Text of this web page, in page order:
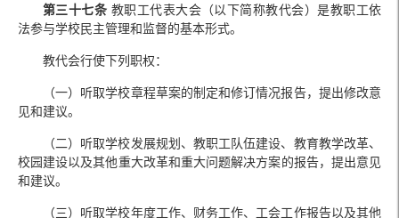
第三十七条 教职工代表大会（以下简称教代会）是教职工依
法参与学校民主管理和监督的基本形式。
教代会行使下列职权：
（一）听取学校章程草案的制定和修订情况报告，提出修改意
见和建议。
（二）听取学校发展规划、教职工队伍建设、教育教学改革、
校园建设以及其他重大改革和重大问题解决方案的报告，提出意见
和建议。
（三）听取学校年度工作、财务工作、工会工作报告以及其他